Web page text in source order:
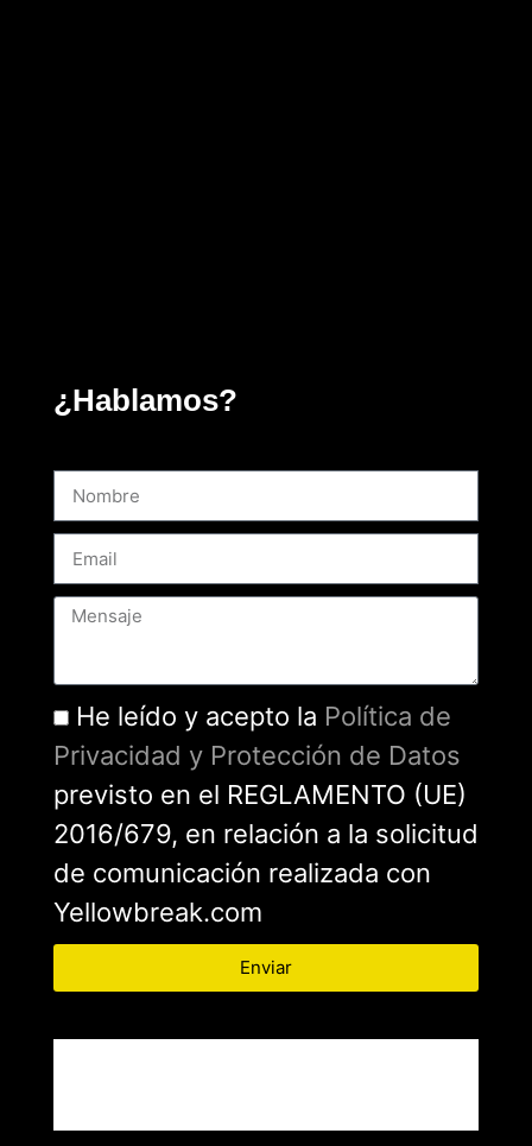
¿Hablamos?
He leído y acepto la Política de
Privacidad y Protección de Datos
previsto en el REGLAMENTO (UE)
2016/679, en relación a la solicitud
de comunicación realizada con
Yellowbreak.com
Enviar